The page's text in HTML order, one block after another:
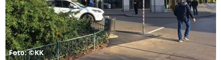
Foto: ©KK